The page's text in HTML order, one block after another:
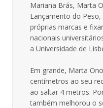
Mariana Brás, Marta
Lançamento do
próprias marcas e
nacionais
a Universidade de
Em grande, Marta
centímetros ao seu
ao saltar 4 metros.
também melhorou o